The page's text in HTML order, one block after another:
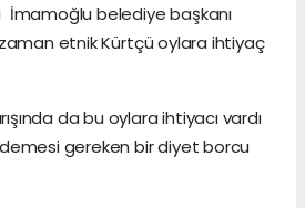
belediye başkanı
etnik Kürtçü oylara ihtiyaç
da bu oylara ihtiyacı vardı
gereken bir diyet borcu